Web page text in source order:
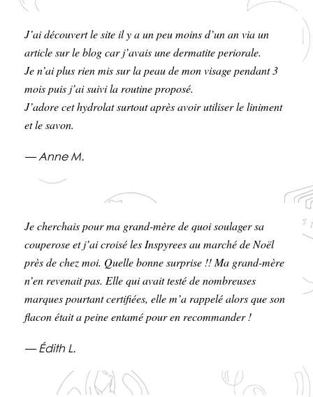
J’ai découvert le site il y a un peu moins d’un an via un
article sur le blog car j’avais une dermatite periorale.
Je n’ai plus rien mis sur la peau de mon visage pendant 3
mois puis j’ai suivi la routine proposé.
J’adore cet hydrolat surtout après avoir utiliser le liniment
et le savon.
— Anne M.
Je cherchais pour ma grand-mère de quoi soulager sa
couperose et j’ai croisé les Inspyrees au marché de Noël
près de chez moi. Quelle bonne surprise !! Ma grand-mère
n’en revenait pas. Elle qui avait testé de nombreuses
marques pourtant certifiées, elle m’a rappelé alors que son
flacon était a peine entamé pour en recommander !
— Édith L.